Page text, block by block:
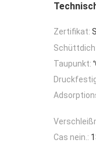
Zertifikat:
Taupunkt:
Cas nein.: